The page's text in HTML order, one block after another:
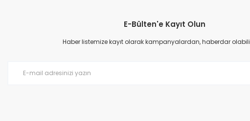
E-Bülten'e Kayıt Olun
Haber listemize kayıt olarak kampanyalardan, haberdar